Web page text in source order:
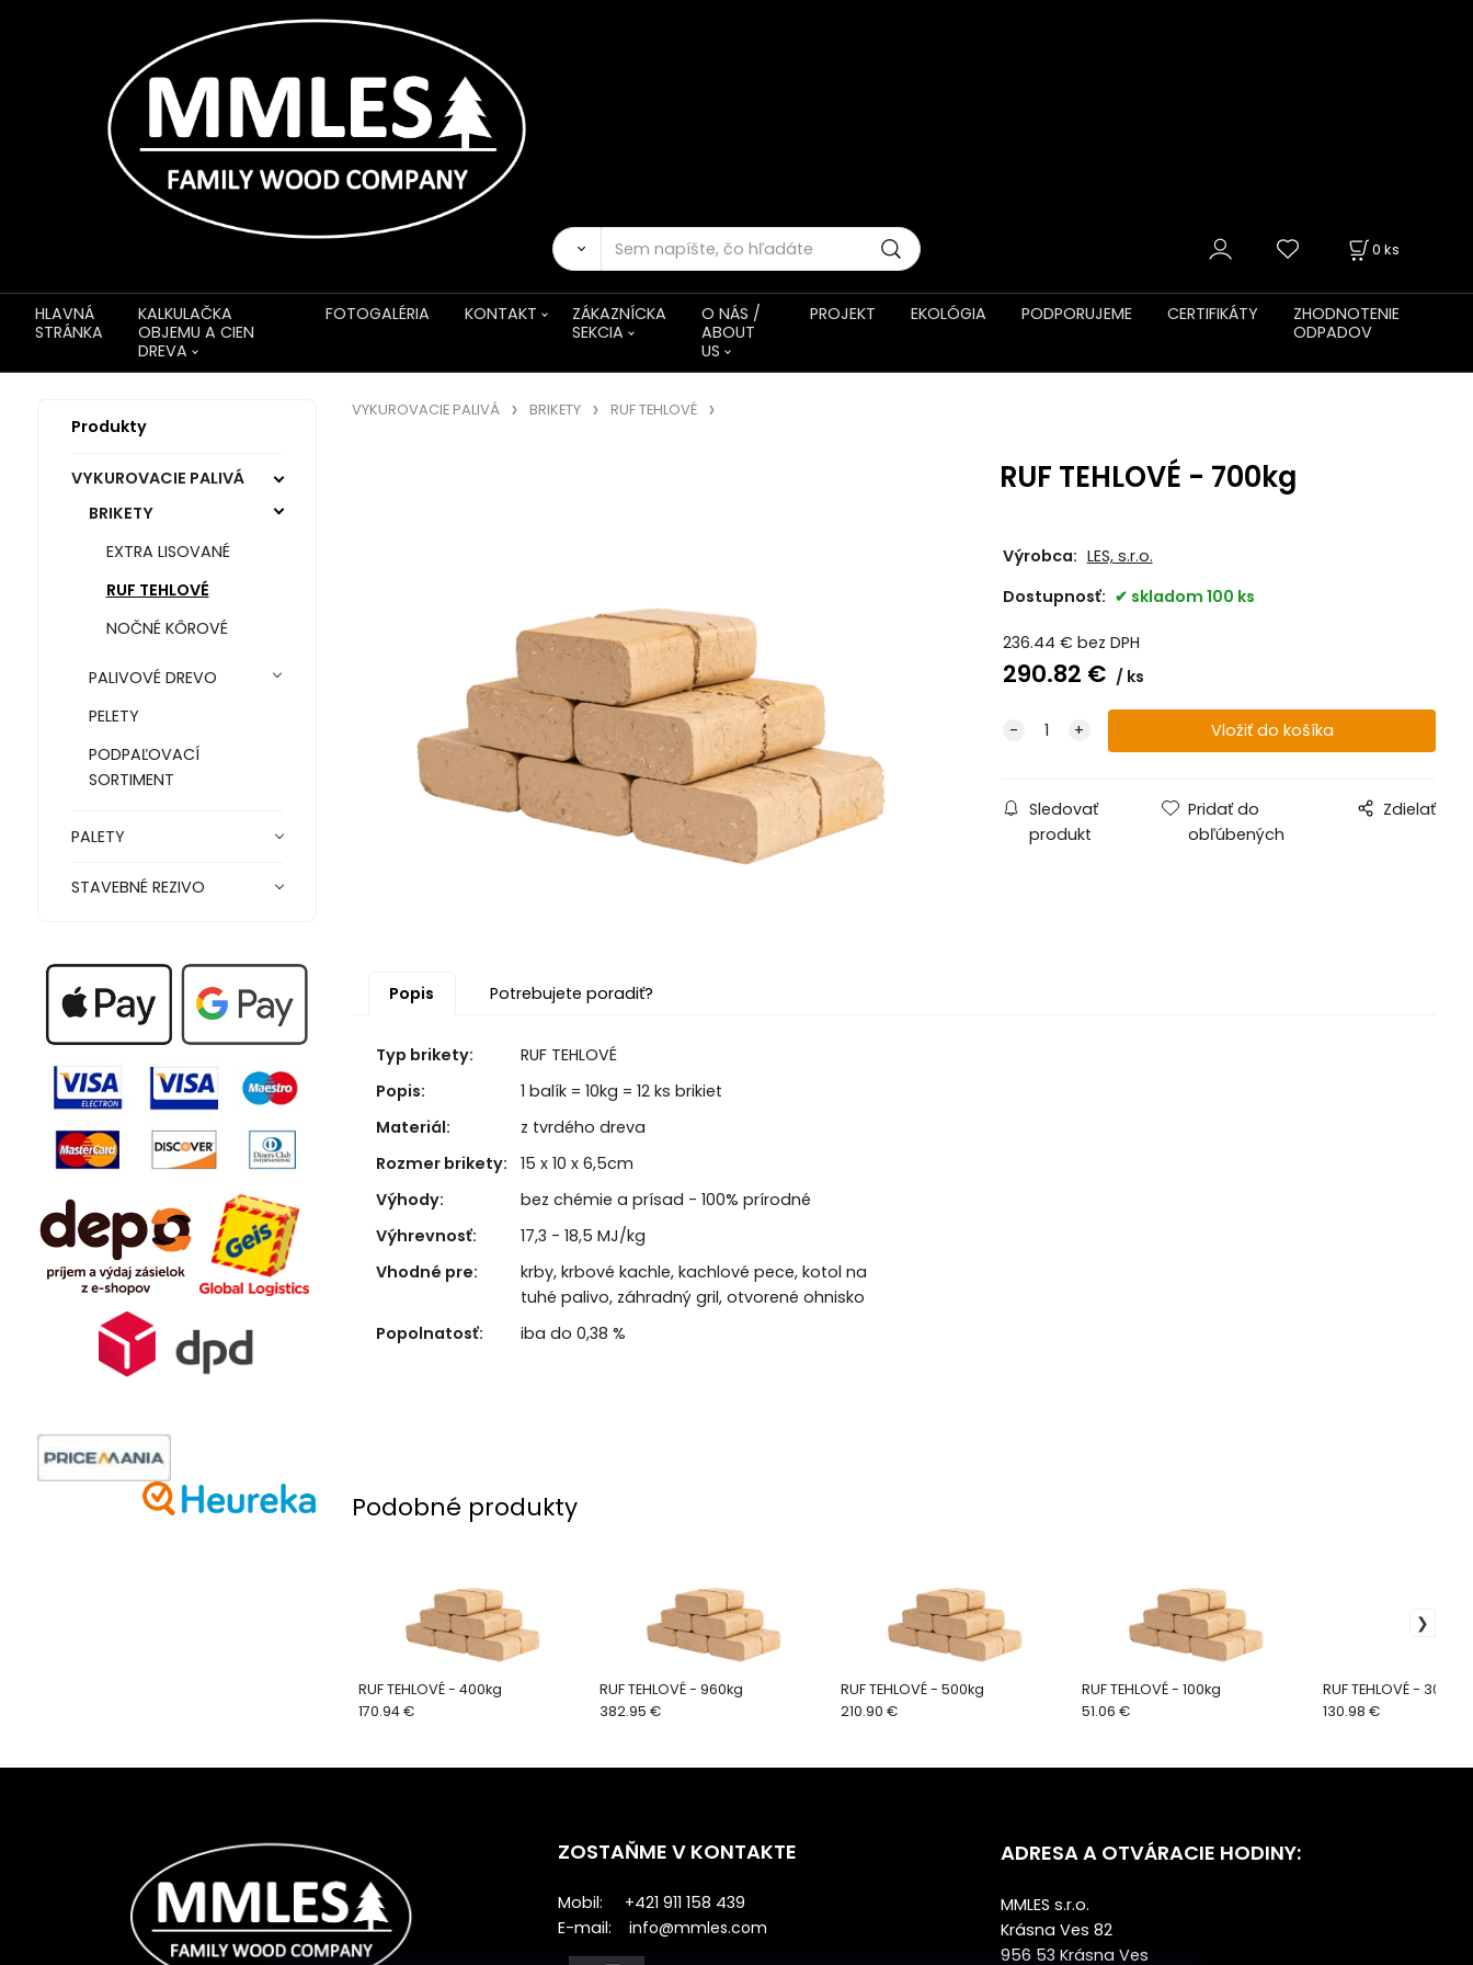
0 ks
HLAVNÁ
STRÁNKA
KALKULAČKA
OBJEMU A CIEN
DREVA
FOTOGALÉRIA KONTAKT
ZÁKAZNÍCKA
SEKCIA
O NÁS /
ABOUT
US
PROJEKT EKOLÓGIA PODPORUJEME CERTIFIKÁTY
ZHODNOTENIE
ODPADOV
Produkty
VYKUROVACIE PALIVÁ
BRIKETY
EXTRA LISOVANÉ
RUF TEHLOVÉ
NOČNÉ KÔROVÉ
PALIVOVÉ DREVO
PELETY
PODPAĽOVACÍ
SORTIMENT
PALETY
STAVEBNÉ REZIVO
VYKUROVACIE PALIVÁ BRIKETY RUF TEHLOVÉ
RUF TEHLOVÉ - 700kg
Výrobca: LES, s.r.o.
Dostupnosť:
skladom 100 ks
236.44 € bez DPH
290.82 € ks
Sledovať
produkt
Pridať do
obľúbených
Zdielať
Popis Potrebujete poradiť?
Typ brikety:
RUF TEHLOVÉ
Popis:
1 balík = 10kg = 12 ks brikiet
Materiál:
z tvrdého dreva
Rozmer brikety:
15 x 10 x 6,5cm
Výhody:
bez chémie a prísad - 100% prírodné
Výhrevnosť:
17,3 - 18,5 MJ/kg
Vhodné pre:
krby, krbové kachle, kachlové pece, kotol na
tuhé palivo, záhradný gril, otvorené ohnisko
Popolnatosť:
iba do 0,38 %
Podobné produkty
RUF TEHLOVÉ - 400kg
170.94 €
RUF TEHLOVÉ - 960kg
382.95 €
RUF TEHLOVÉ - 500kg
210.90 €
RUF TEHLOVÉ - 100kg
51.06 €
RUF TEHLOVÉ - 300kg
130.98 €
ZOSTAŇME V KONTAKTE
Mobil: +421 911 158 439
E-mail: info@mmles.com
ADRESA A OTVÁRACIE HODINY:
MMLES s.r.o.
Krásna Ves 82
956 53 Krásna Ves